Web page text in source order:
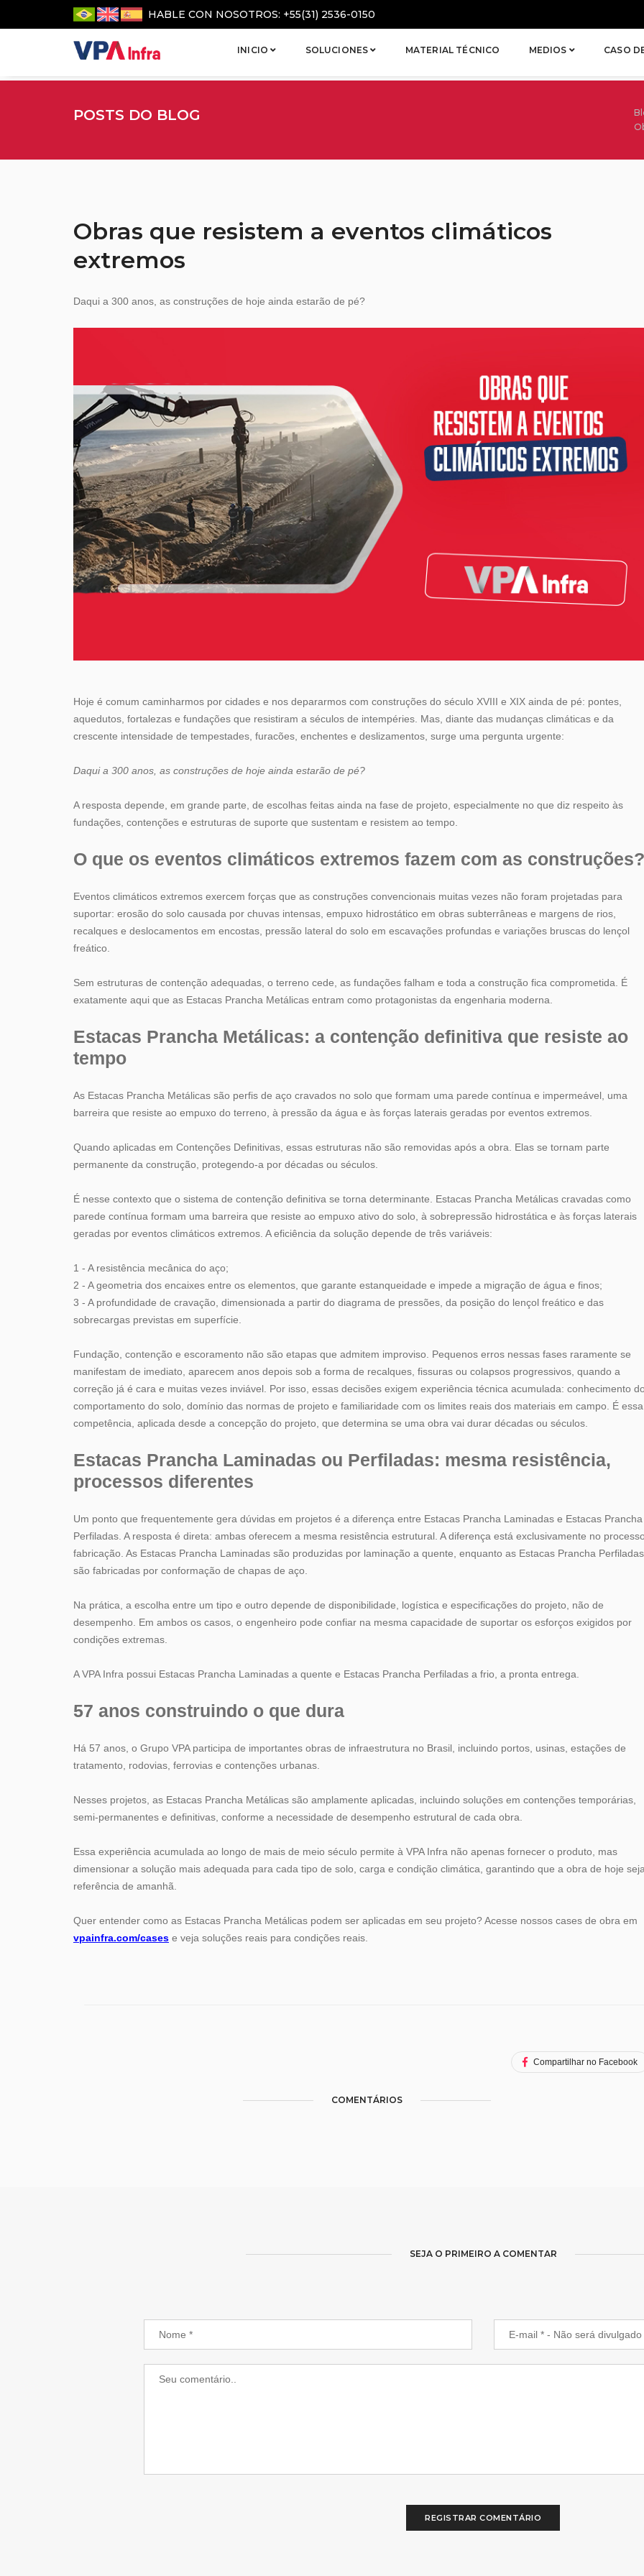
HABLE CON NOSOTROS: +55(31) 2536-0150
INICIO SOLUCIONES MATERIAL TÉCNICO MEDIOS CASO
POSTS DO BLOG
Obras que resistem a eventos climáticos
extremos
Daqui a 300 anos, as construções de hoje ainda estarão de pé?
Hoje é comum caminharmos por cidades e nos depararmos com construções do século XVIII e XIX ainda de pé: pontes,
aquedutos, fortalezas e fundações que resistiram a séculos de intempéries. Mas, diante das mudanças climáticas e da
crescente intensidade de tempestades, furacões, enchentes e deslizamentos, surge uma pergunta urgente:
Daqui a 300 anos, as construções de hoje ainda estarão de pé?
A resposta depende, em grande parte, de escolhas feitas ainda na fase de projeto, especialmente no que diz respeito às
fundações, contenções e estruturas de suporte que sustentam e resistem ao tempo.
O que os eventos climáticos extremos fazem com as construções?
Eventos climáticos extremos exercem forças que as construções convencionais muitas vezes não foram projetadas para
suportar: erosão do solo causada por chuvas intensas, empuxo hidrostático em obras subterrâneas e margens de rios,
recalques e deslocamentos em encostas, pressão lateral do solo em escavações profundas e variações bruscas do lençol
freático.
Sem estruturas de contenção adequadas, o terreno cede, as fundações falham e toda a construção fica comprometida. É
exatamente aqui que as Estacas Prancha Metálicas entram como protagonistas da engenharia moderna.
Estacas Prancha Metálicas: a contenção definitiva que resiste ao
tempo
As Estacas Prancha Metálicas são perfis de aço cravados no solo que formam uma parede contínua e impermeável, uma
barreira que resiste ao empuxo do terreno, à pressão da água e às forças laterais geradas por eventos extremos.
Quando aplicadas em Contenções Definitivas, essas estruturas não são removidas após a obra. Elas se tornam parte
permanente da construção, protegendo-a por décadas ou séculos.
É nesse contexto que o sistema de contenção definitiva se torna determinante. Estacas Prancha Metálicas cravadas como
parede contínua formam uma barreira que resiste ao empuxo ativo do solo, à sobrepressão hidrostática e às forças laterais
geradas por eventos climáticos extremos. A eficiência da solução depende de três variáveis:
1 - A resistência mecânica do aço;
2 - A geometria dos encaixes entre os elementos, que garante estanqueidade e impede a migração de água e finos;
3 - A profundidade de cravação, dimensionada a partir do diagrama de pressões, da posição do lençol freático e das
sobrecargas previstas em superfície.
Fundação, contenção e escoramento não são etapas que admitem improviso. Pequenos erros nessas fases raramente se
manifestam de imediato, aparecem anos depois sob a forma de recalques, fissuras ou colapsos progressivos, quando a
correção já é cara e muitas vezes inviável. Por isso, essas decisões exigem experiência técnica acumulada: conhecimento
comportamento do solo, domínio das normas de projeto e familiaridade com os limites reais dos materiais em campo. É essa
competência, aplicada desde a concepção do projeto, que determina se uma obra vai durar décadas ou séculos.
Estacas Prancha Laminadas ou Perfiladas: mesma resistência,
processos diferentes
Um ponto que frequentemente gera dúvidas em projetos é a diferença entre Estacas Prancha Laminadas e Estacas Prancha
Perfiladas. A resposta é direta: ambas oferecem a mesma resistência estrutural. A diferença está exclusivamente no
fabricação. As Estacas Prancha Laminadas são produzidas por laminação a quente, enquanto as Estacas Prancha Perfiladas
são fabricadas por conformação de chapas de aço.
Na prática, a escolha entre um tipo e outro depende de disponibilidade, logística e especificações do projeto, não de
desempenho. Em ambos os casos, o engenheiro pode confiar na mesma capacidade de suportar os esforços exigidos por
condições extremas.
A VPA Infra possui Estacas Prancha Laminadas a quente e Estacas Prancha Perfiladas a frio, a pronta entrega.
57 anos construindo o que dura
Há 57 anos, o Grupo VPA participa de importantes obras de infraestrutura no Brasil, incluindo portos, usinas, estações de
tratamento, rodovias, ferrovias e contenções urbanas.
Nesses projetos, as Estacas Prancha Metálicas são amplamente aplicadas, incluindo soluções em contenções temporárias,
semi-permanentes e definitivas, conforme a necessidade de desempenho estrutural de cada obra.
Essa experiência acumulada ao longo de mais de meio século permite à VPA Infra não apenas fornecer o produto, mas
dimensionar a solução mais adequada para cada tipo de solo, carga e condição climática, garantindo que a obra de hoje
referência de amanhã.
Quer entender como as Estacas Prancha Metálicas podem ser aplicadas em seu projeto? Acesse nossos cases de obra em
vpainfra.com/cases e veja soluções reais para condições reais.
Compartilhar no Facebook
COMENTÁRIOS
SEJA O PRIMEIRO A COMENTAR
REGISTRAR COMENTÁRIO